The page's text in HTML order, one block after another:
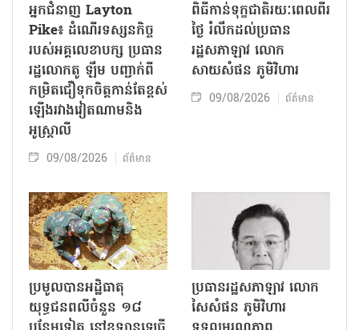
អ្នកជំនាញ Layton
Pike៖ ដំណើរទស្សនកិច្ច
របស់អគ្គលេខាបក្ស ប្រធាន
រដ្ឋលោកតូ ឡឹម បញ្ជាក់ពី
កម្រិតជឿទុកចិត្តកាន់តែខ្ពស់
ឡើងរវាងវៀតណាមនិង
អូស្ត្រាលី
09/08/2026 ព័ត៌មាន
ពិធីកាន់ទុក្ខជាតិរយៈពេលពីរ
ថ្ងៃ រំលឹកដល់ប្រធាន
រដ្ឋសភាឡាវ លោក
សាយសំផន ភូមិវិហារ
09/08/2026 ព័ត៌មាន
ប្រមូលបានអដ្ឋិធាតុ
យុទ្ធជនពលីចំនួន ១៨
ប្រធានរដ្ឋសភាឡាវ លោក
សៃសំផន ភូមិវិហារ